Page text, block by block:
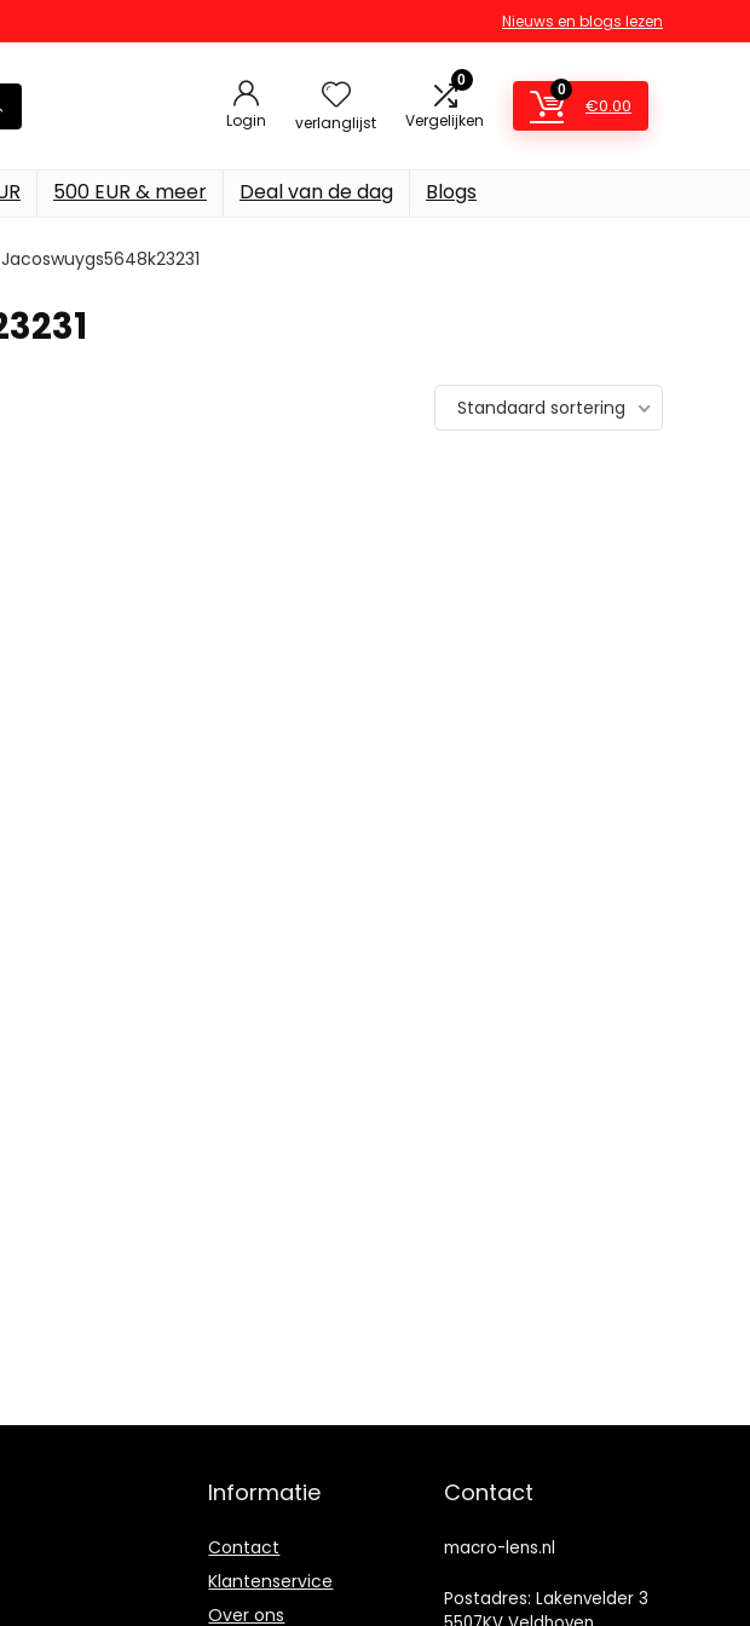
Nieuws en blogs lezen
Login verlanglijst
0
Vergelijken
0
€0.00
500 EUR & meer Deal van de dag Blogs
‎Jacoswuygs5648k23231
Standaard sortering
Informatie
Contact
Klantenservice
Over ons
Contact
macro-lens.nl
Postadres: Lakenvelder 3